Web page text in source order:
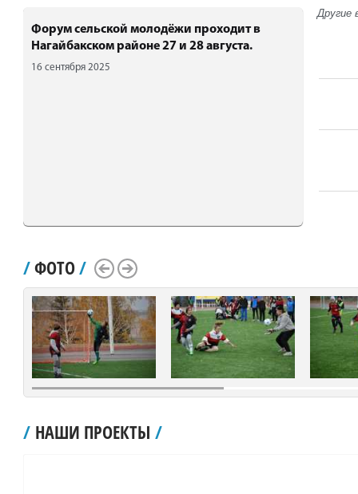
Форум сельской молодёжи проходит в
Нагайбакском районе 27 и 28 августа.
16 сентября 2025
Другие
/ФОТО/
Scroll LeftScroll Right
/ НАШИ ПРОЕКТЫ /